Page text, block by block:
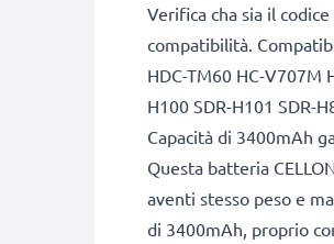
Verifica cha sia il
compatibilità.
HDC-TM60 HC-V707M
H100 SDR-H101 SDR-
Capacità di 3400mAh
Questa batteria
aventi stesso peso e
di 3400mAh, proprio